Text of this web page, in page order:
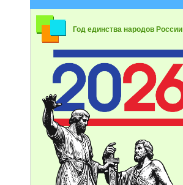
Год единства народов России